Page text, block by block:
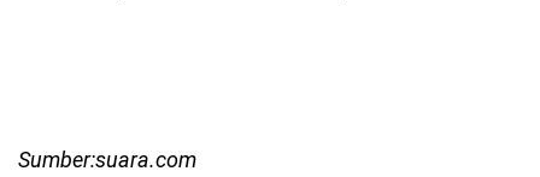
Sumber:suara.com